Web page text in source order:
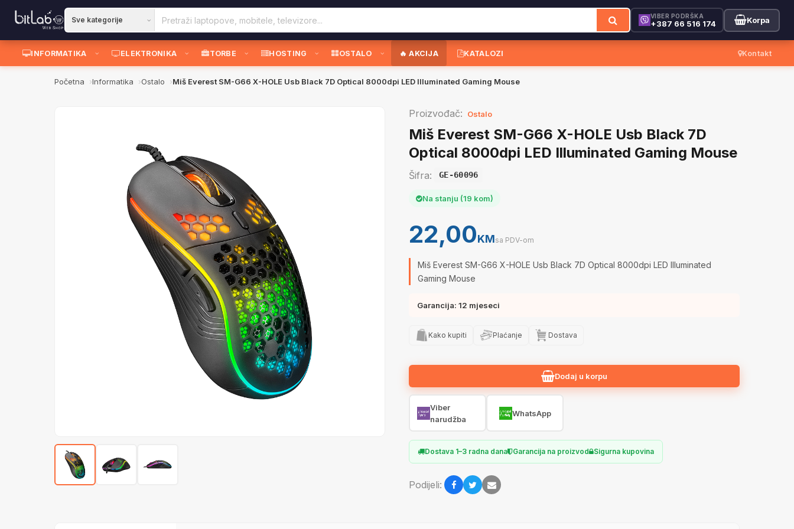
VIBER PODRŠKA
+387 66 516 174 Korpa
INFORMATIKA ELEKTRONIKA TORBE HOSTING OSTALO 🔥 AKCIJA KATALOZI Kontakt
Početna Informatika Ostalo Miš Everest SM-G66 X-HOLE Usb Black 7D Optical 8000dpi LED Illuminated Gaming Mouse
Proizvođač: Ostalo
Miš Everest SM-G66 X-HOLE Usb Black 7D
Optical 8000dpi LED Illuminated Gaming Mouse
Šifra: GE-60096
Na stanju (19 kom)
22,00KMsa PDV-om
Miš Everest SM-G66 X-HOLE Usb Black 7D Optical 8000dpi LED Illuminated
Gaming Mouse
Garancija: 12 mjeseci
Kako kupiti Plaćanje Dostava
Dodaj u korpu
Viber
narudžba
WhatsApp
Dostava 1–3 radna dana Garancija na proizvod Sigurna kupovina
Podijeli: